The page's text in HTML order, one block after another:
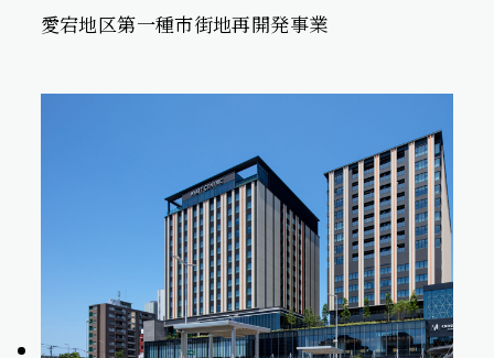
愛宕地区第一種市街地再開発事業